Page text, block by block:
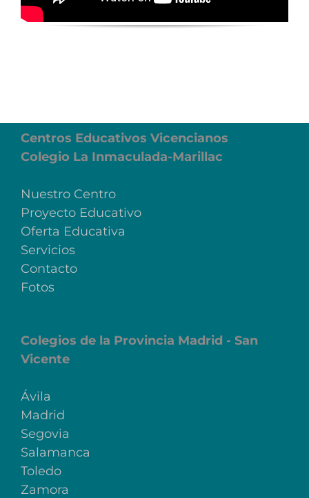
Centros Educativos Vicencianos
Colegio La Inmaculada-Marillac
Nuestro Centro
Proyecto Educativo
Oferta Educativa
Servicios
Contacto
Fotos
Colegios de la Provincia Madrid - San
Vicente
Ávila
Madrid
Segovia
Salamanca
Toledo
Zamora